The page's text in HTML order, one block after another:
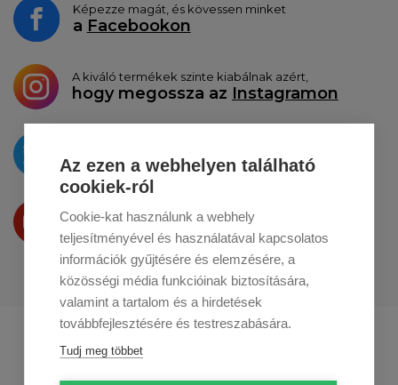
Képezze magát, és kövessen minket
a Facebookon
A kiváló termékek szinte kiabálnak azért,
hogy megossza az Instagramon
a Twitterentesszük közzé
Termékeinket
a Youtube-on is bemutatjuk
Profikuchar.sk
Profikuchař.cz
Az ezen a webhelyen található
cookiek-ról
Cookie-kat használunk a webhely
teljesítményével és használatával kapcsolatos
információk gyűjtésére és elemzésére, a
közösségi média funkcióinak biztosítására,
valamint a tartalom és a hirdetések
továbbfejlesztésére és testreszabására.
Tudj meg többet